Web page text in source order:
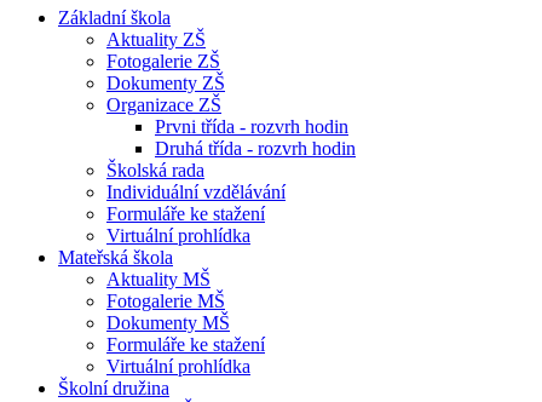
Základní škola
Aktuality ZŠ
Fotogalerie ZŠ
Dokumenty ZŠ
Organizace ZŠ
Prvni třída - rozvrh hodin
Druhá třída - rozvrh hodin
Školská rada
Individuální vzdělávání
Formuláře ke stažení
Virtuální prohlídka
Mateřská škola
Aktuality MŠ
Fotogalerie MŠ
Dokumenty MŠ
Formuláře ke stažení
Virtuální prohlídka
Školní družina